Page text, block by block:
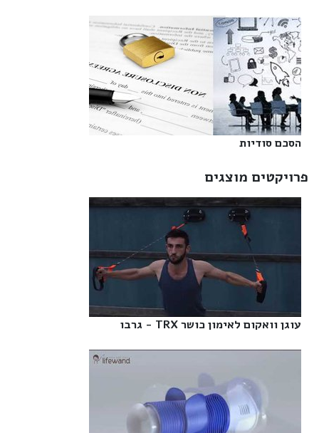
הסכם סודיות‎
פרויקטים מוצגים
עוגן וואקום לאימון כושר TRX - גרבו‎